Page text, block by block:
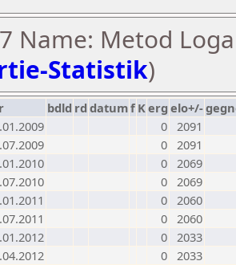
Name: Metod
Statistik)
bdld rd datumf Kerg elo+/-
0 2091
0 2091
0 2069
0 2069
0 2060
0 2060
0 2033
0 2033